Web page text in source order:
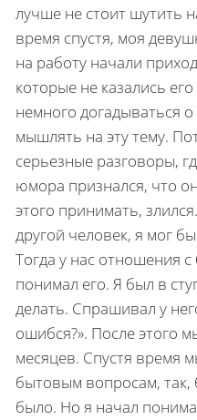
лучше не стоит шутить
время спустя, моя
на работу нача­ли
которые не казались
немно­го догадываться
мышлять на эту тему.
серьезные разговоры,
юмора признался, что
этого принимать,
другой человек, я мог
Тогда у нас отношения
понимал его. Я был в
делать. Спрашивал у
ошибся?». После этого
месяцев. Спустя время
бытовым вопросам, так,
было. Но я начал